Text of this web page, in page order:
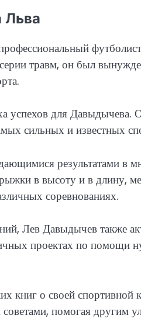
Льва
травм, он был
успехов для Давыдычева.
сильных и известных
результатами в
в высоту и в длину,
соревнованиях.
Лев Давыдычев также
проектах по
книг о своей
помогая другим